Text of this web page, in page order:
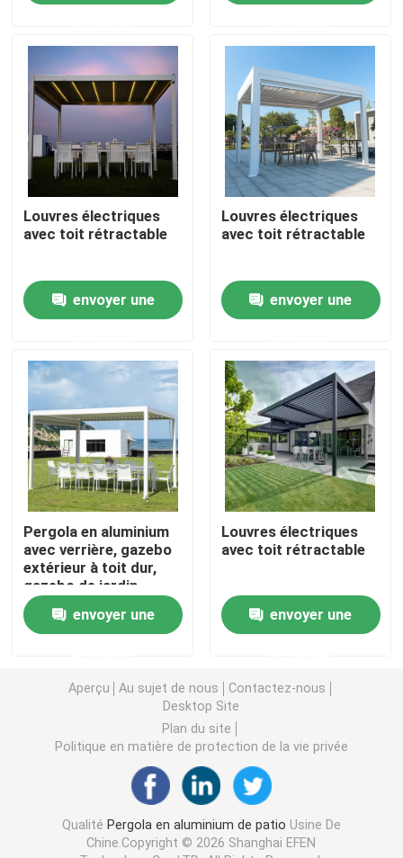
Au sujet de nous
Visite d'usine
Contrôle de qualité
Contactez-nous
Pergola en aluminium de patio
Pergola à abats-sons en aluminium
Pergola escamotable en aluminium
belvédère de toit en métal
Belvédère de style chinois
Tonnelle en aluminium
Treillis en aluminium
Auvent en aluminium de tente
Louvres électriques
avec toit rétractable
envoyer une
Louvres électriques
avec toit rétractable
envoyer une
Pergola en aluminium
avec verrière, gazebo
extérieur à toit dur,
gazebo de jardin
envoyer une
Louvres électriques
avec toit rétractable
envoyer une
Aperçu Au sujet de nous
Contactez-nous
Desktop Site
Plan du site
Politique en matière de protection de la vie privée
Qualité Pergola en aluminium de patio Usine De
Chine.Copyright © 2026 Shanghai EFEN